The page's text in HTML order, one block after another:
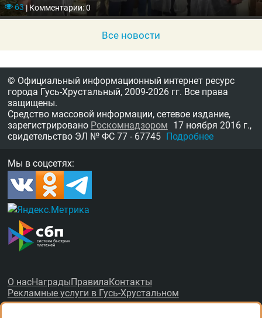
63|Комментарии: 0
Все новости
© Официальный информационный интернет ресурс
города Гусь-Хрустальный, 2009-2026 гг. Все права
защищены.
Средство массовой информации, сетевое издание,
зарегистрировано Роскомнадзором 17 ноября 2016 г.,
свидетельство ЭЛ № ФС 77 - 67745 Подробнее
Мы в соцсетях:
О насНаграды Правила Контакты
Рекламные услуги в Гусь-Хрустальном